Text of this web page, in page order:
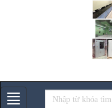
Gian hàng